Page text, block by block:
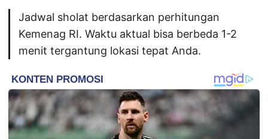
Jadwal sholat berdasarkan perhitungan
Kemenag RI. Waktu aktual bisa berbeda 1-2
menit tergantung lokasi tepat Anda.